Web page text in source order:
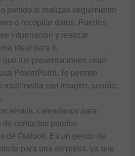
partido si realizas seguimiento
o recopilar datos. Puedes
información y realizar
ideal para ti.
que tus presentaciones sean
PowerPoint. Te permite
multimedia con imagen, sonido,
emails, calendarios para
contactos puedes
de Outlook. Es un gestor de
para una empresa, ya que